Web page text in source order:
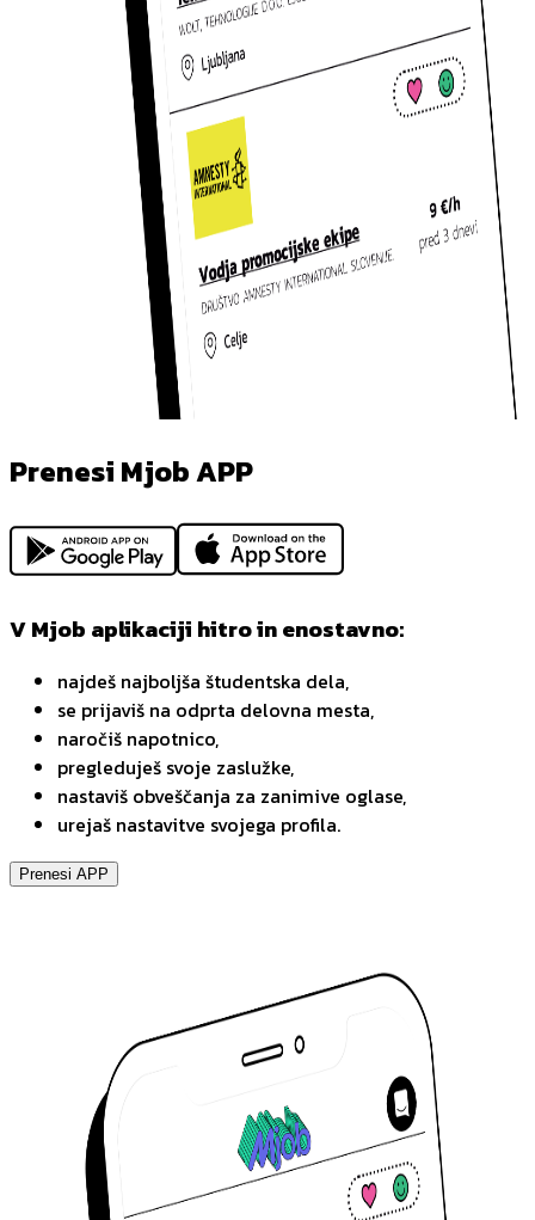
Prenesi Mjob APP
V Mjob aplikaciji hitro in enostavno:
najdeš najboljša študentska dela,
se prijaviš na odprta delovna mesta,
naročiš napotnico,
pregleduješ svoje zaslužke,
nastaviš obveščanja za zanimive oglase,
urejaš nastavitve svojega profila.
Prenesi APP